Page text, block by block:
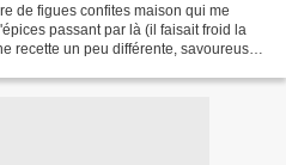
de figues confites maison qui me
passant par là (il faisait froid la
recette un peu différente, savoureuse